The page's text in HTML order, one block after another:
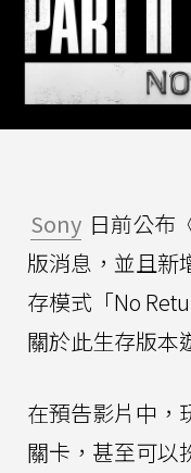
Sony 日前公布
版消息，並且新
存模式「No
關於此生存版本
在預告影片中，
關卡，甚至可以